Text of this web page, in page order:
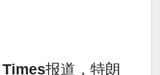
报道，特朗